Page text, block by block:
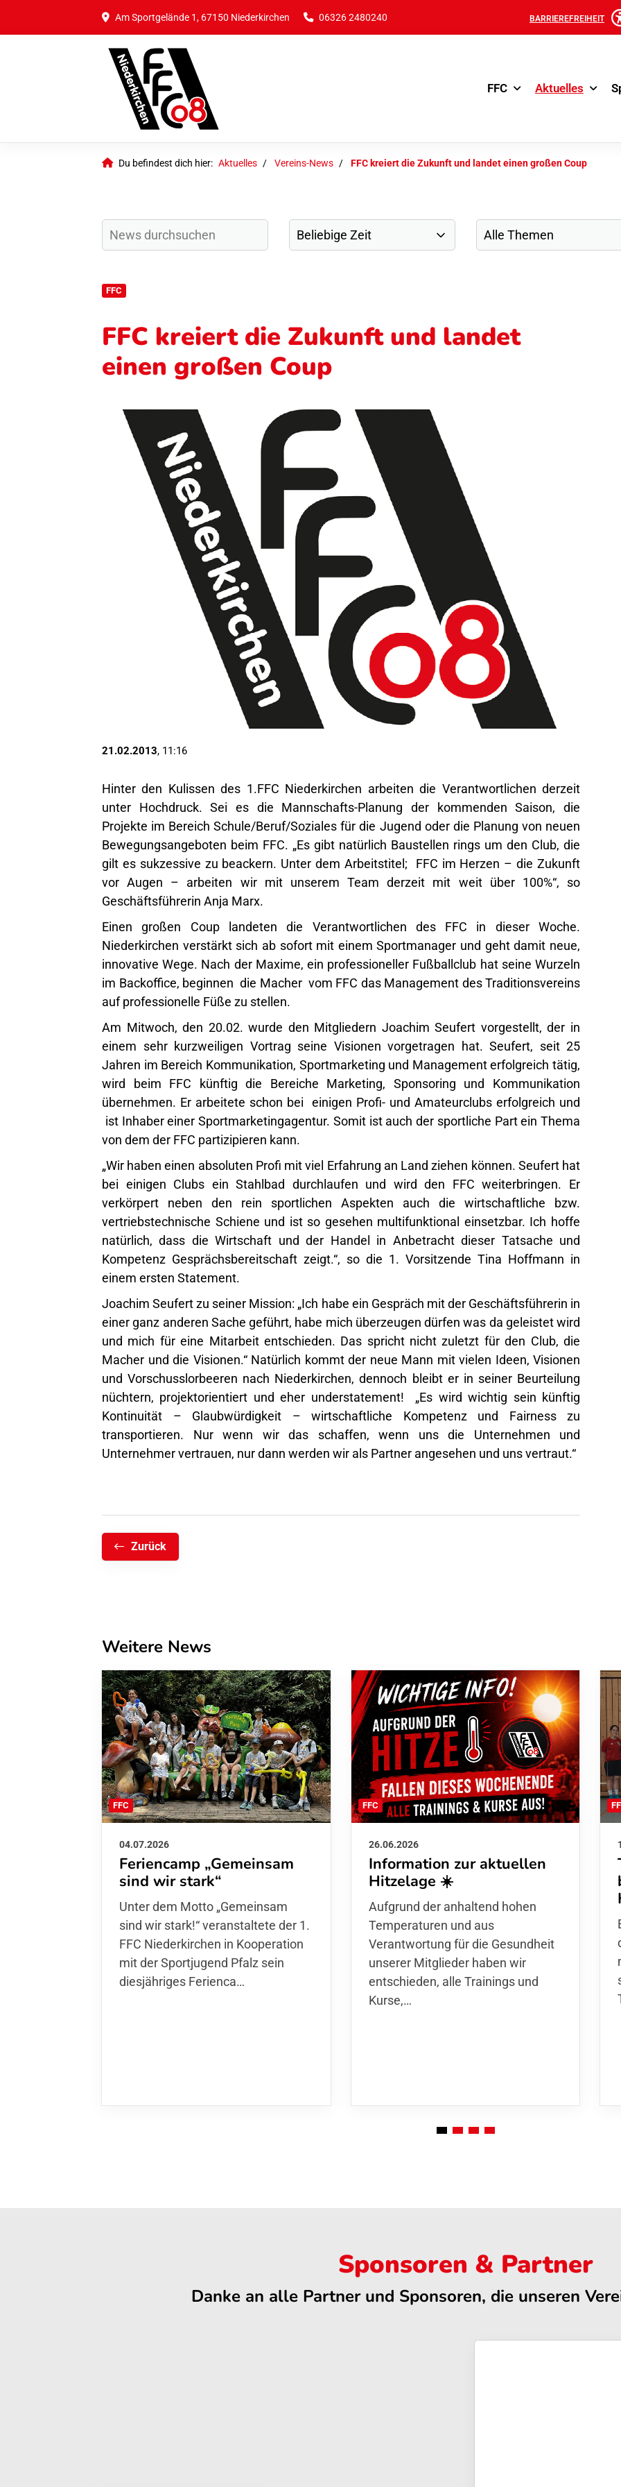
Am Sportgelände 1, 67150 Niederkirchen 06326 2480240 BARRIEREFREIHEIT
FFC Aktuelles
Du befindest dich hier: Aktuelles Vereins-News FFC kreiert die Zukunft und landet einen großen Coup
FFC
FFC kreiert die Zukunft und landet
einen großen Coup
21.02.2013, 11:16
Hinter den Kulissen des 1.FFC Niederkirchen arbeiten die Verantwortlichen derzeit
unter Hochdruck. Sei es die Mannschafts-Planung der kommenden Saison, die
Projekte im Bereich Schule/Beruf/Soziales für die Jugend oder die Planung von neuen
Bewegungsangeboten beim FFC. „Es gibt natürlich Baustellen rings um den Club, die
gilt es sukzessive zu beackern. Unter dem Arbeitstitel; FFC im Herzen – die Zukunft
vor Augen – arbeiten wir mit unserem Team derzeit mit weit über 100%“, so
Geschäftsführerin Anja Marx.
Einen großen Coup landeten die Verantwortlichen des FFC in dieser Woche.
Niederkirchen verstärkt sich ab sofort mit einem Sportmanager und geht damit neue,
innovative Wege. Nach der Maxime, ein professioneller Fußballclub hat seine Wurzeln
im Backoffice, beginnen die Macher vom FFC das Management des Traditionsvereins
auf professionelle Füße zu stellen.
Am Mitwoch, den 20.02. wurde den Mitgliedern Joachim Seufert vorgestellt, der in
einem sehr kurzweiligen Vortrag seine Visionen vorgetragen hat. Seufert, seit 25
Jahren im Bereich Kommunikation, Sportmarketing und Management erfolgreich tätig,
wird beim FFC künftig die Bereiche Marketing, Sponsoring und Kommunikation
übernehmen. Er arbeitete schon bei einigen Profi- und Amateurclubs erfolgreich und
ist Inhaber einer Sportmarketingagentur. Somit ist auch der sportliche Part ein Thema
von dem der FFC partizipieren kann.
„Wir haben einen absoluten Profi mit viel Erfahrung an Land ziehen können. Seufert hat
bei einigen Clubs ein Stahlbad durchlaufen und wird den FFC weiterbringen. Er
verkörpert neben den rein sportlichen Aspekten auch die wirtschaftliche bzw.
vertriebstechnische Schiene und ist so gesehen multifunktional einsetzbar. Ich hoffe
natürlich, dass die Wirtschaft und der Handel in Anbetracht dieser Tatsache und
Kompetenz Gesprächsbereitschaft zeigt.“, so die 1. Vorsitzende Tina Hoffmann in
einem ersten Statement.
Joachim Seufert zu seiner Mission: „Ich habe ein Gespräch mit der Geschäftsführerin in
einer ganz anderen Sache geführt, habe mich überzeugen dürfen was da geleistet wird
und mich für eine Mitarbeit entschieden. Das spricht nicht zuletzt für den Club, die
Macher und die Visionen.“ Natürlich kommt der neue Mann mit vielen Ideen, Visionen
und Vorschusslorbeeren nach Niederkirchen, dennoch bleibt er in seiner Beurteilung
nüchtern, projektorientiert und eher understatement! „Es wird wichtig sein künftig
Kontinuität – Glaubwürdigkeit – wirtschaftliche Kompetenz und Fairness zu
transportieren. Nur wenn wir das schaffen, wenn uns die Unternehmen und
Unternehmer vertrauen, nur dann werden wir als Partner angesehen und uns vertraut.“
Zurück
Weitere News
FFC
04.07.2026
Feriencamp „Gemeinsam
sind wir stark“
Unter dem Motto „Gemeinsam sind
wir stark!“ veranstaltete der 1. FFC
Niederkirchen in Kooperation mit
der Sportjugend Pfalz sein
diesjähriges Ferienca…
FFC
26.06.2026
Information zur aktuellen
Hitzelage ☀️
Aufgrund der anhaltend hohen
Temperaturen und aus
Verantwortung für die Gesundheit
unserer Mitglieder haben wir
entschieden, alle Trainings und
Kurse,…
Sponsoren & Partner
Danke an alle Partner und Sponsoren, die unseren